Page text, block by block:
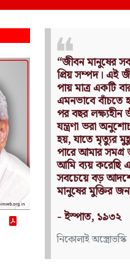
Nothing can
without
utility.
Source: Das
(Volume I,
কার্ল মার্কস